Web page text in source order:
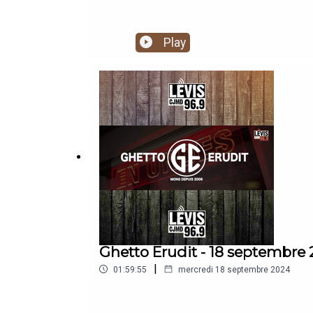
Play
Ghetto Erudit - 18 septembre
01:59:55 | mercredi 18 septembre 2024